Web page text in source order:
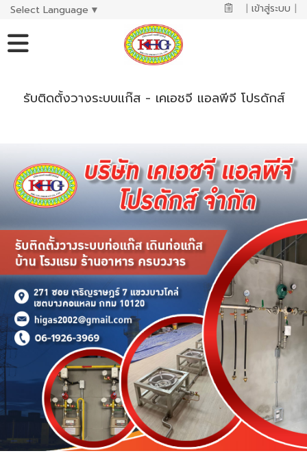
Select Language ▼ | เข้าสู่ระบบ |
รับติดตั้งวางระบบแก๊ส - เคเอชจี แอลพีจี โปรดักส์